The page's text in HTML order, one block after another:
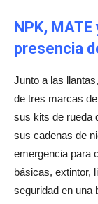
NPK,
presencia
Junto a las
de tres marcas
sus kits de rueda
sus cadenas de
emergencia para
básicas, extintor,
seguridad en una